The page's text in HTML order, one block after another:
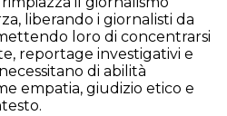
liberando i giornalisti da
loro di concentrarsi
reportage investigativi e
di abilità
empatia, giudizio etico e